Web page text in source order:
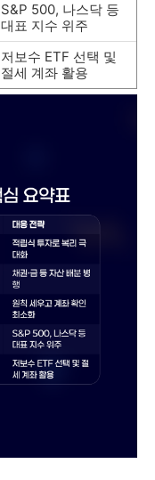
S&P 500, 나스닥 등
대표 지수 위주
저보수 ETF 선택 및
절세 계좌 활용